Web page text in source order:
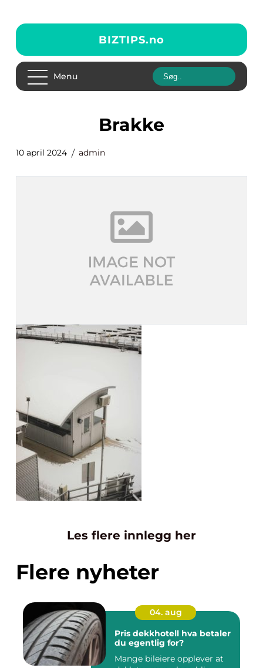
BIZTIPS.no
Menu
Brakke
10 april 2024 admin
Les flere innlegg her
Flere nyheter
04. aug
Pris dekkhotell hva betaler
du egentlig for?
Mange bileiere opplever at